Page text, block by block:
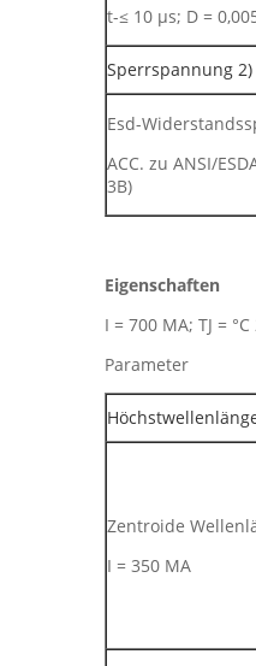
t-≤ 10 µs; D =
Sperrspannung 2)
Esd-
ACC. zu ANSI/
3B)
Eigenschaften
I = 700 MA; TJ = °C
Zentroide
I = 350 MA